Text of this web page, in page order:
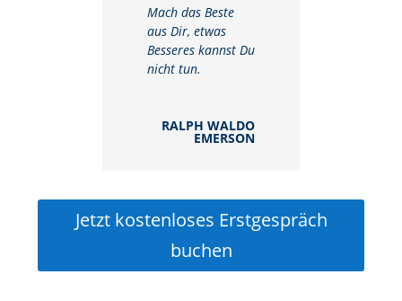
Mach das Beste
aus Dir, etwas
Besseres kannst Du
nicht tun.
RALPH WALDO
EMERSON
Jetzt kostenloses Erstgespräch
buchen